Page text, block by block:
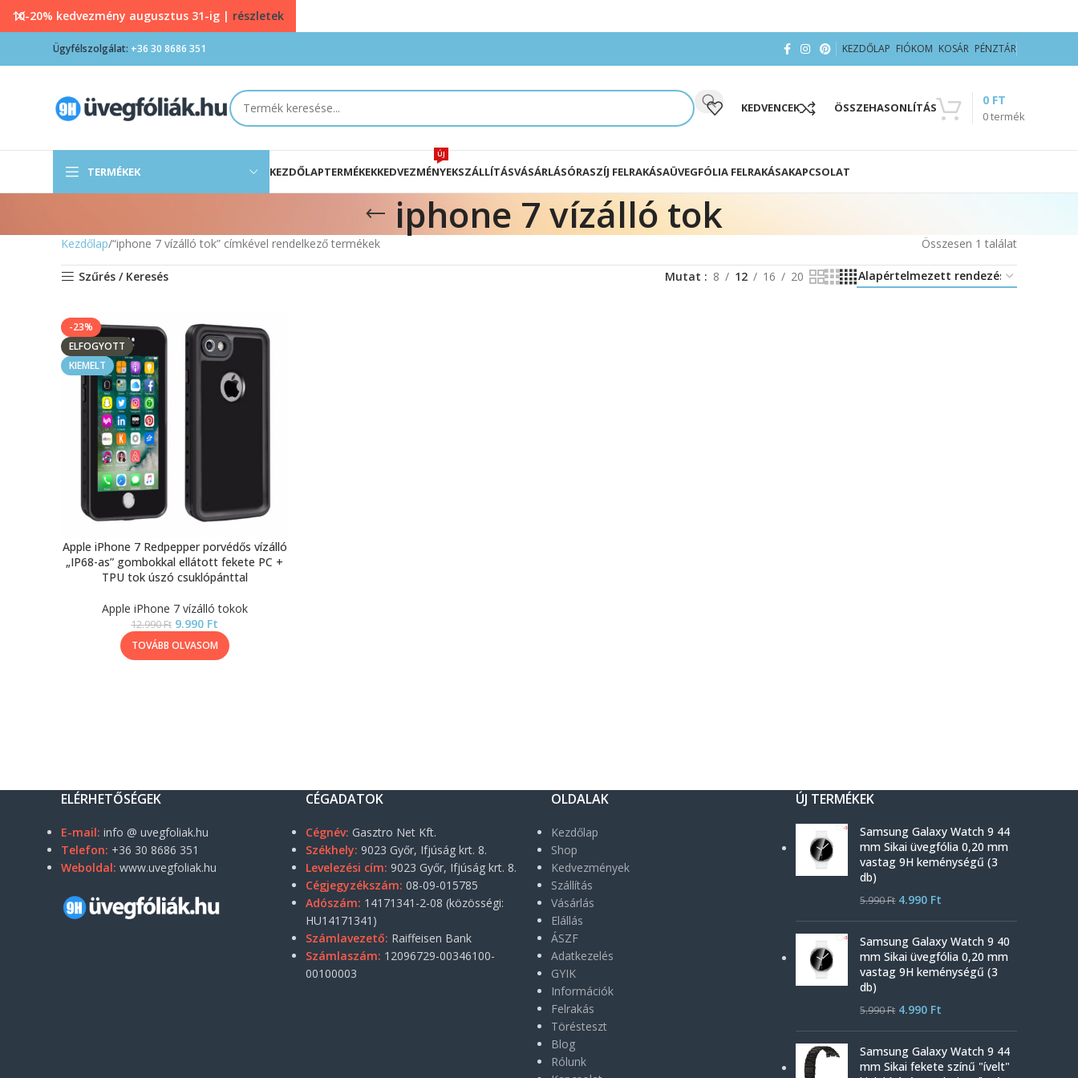
Ügyfélszolgálat: +36 30 8686 351 KEZDŐLAP FIÓKOM KOSÁR PÉNZTÁR
KEDVENCEK ÖSSZEHASONLÍTÁS
0termék
0 FT
TERMÉKEK KEZDŐLAPTERMÉKEKKEDVEZMÉNYEK
ÚJ
SZÁLLÍTÁSVÁSÁRLÁSÓRASZÍJ FELRAKÁSAÜVEGFÓLIA FELRAKÁSAKAPCSOLAT
iphone 7 vízálló tok
Kezdőlap “iphone 7 vízálló tok” címkével rendelkező termékek Összesen 1 találat
Szűrés / Keresés Mutat 8 12 16 20
-23%
ELFOGYOTT
KIEMELT
Apple iPhone 7 Redpepper porvédős vízálló
„IP68-as” gombokkal ellátott fekete PC +
TPU tok úszó csuklópánttal
Apple iPhone 7 vízálló tokok
12.990Ft 9.990 Ft
TOVÁBB OLVASOM
ELÉRHETŐSÉGEK
E-mail: info @ uvegfoliak.hu
Telefon: +36 30 8686 351
Weboldal: www.uvegfoliak.hu
CÉGADATOK
Cégnév: Gasztro Net Kft.
Székhely: 9023 Győr, Ifjúság krt. 8.
Levelezési cím: 9023 Győr, Ifjúság krt. 8.
Cégjegyzékszám: 08-09-015785
Adószám: 14171341-2-08 (közösségi:
HU14171341)
Számlavezető: Raiffeisen Bank
Számlaszám: 12096729-00346100-
00100003
OLDALAK
Kezdőlap
Shop
Kedvezmények
Szállítás
Vásárlás
Elállás
ÁSZF
Adatkezelés
GYIK
Információk
Felrakás
Törésteszt
Blog
Rólunk
ÚJ TERMÉKEK
Samsung Galaxy Watch 9 44
mm Sikai üvegfólia 0,20 mm
vastag 9H keménységű (3
db)
5.990Ft 4.990 Ft
Samsung Galaxy Watch 9 40
mm Sikai üvegfólia 0,20 mm
vastag 9H keménységű (3
db)
5.990Ft 4.990 Ft
Samsung Galaxy Watch 9 44
mm Sikai fekete színű "ívelt"
10-20% kedvezmény augusztus 31-ig | részletek